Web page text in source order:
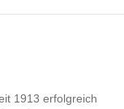
1913 erfolgreich